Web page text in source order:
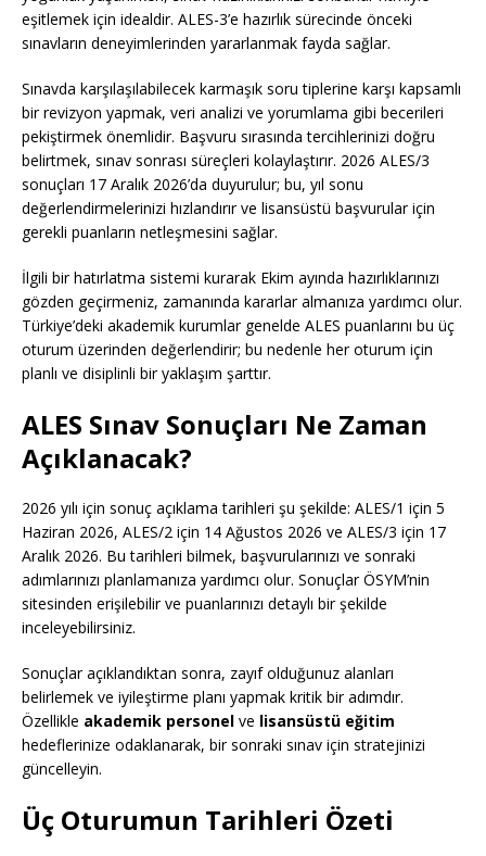
eşitlemek için idealdir. ALES-3’e hazırlık sürecinde önceki
sınavların deneyimlerinden yararlanmak fayda sağlar.
Sınavda karşılaşılabilecek karmaşık soru tiplerine karşı kapsamlı
bir revizyon yapmak, veri analizi ve yorumlama gibi becerileri
pekiştirmek önemlidir. Başvuru sırasında tercihlerinizi doğru
belirtmek, sınav sonrası süreçleri kolaylaştırır. 2026 ALES/3
sonuçları 17 Aralık 2026’da duyurulur; bu, yıl sonu
değerlendirmelerinizi hızlandırır ve lisansüstü başvurular için
gerekli puanların netleşmesini sağlar.
İlgili bir hatırlatma sistemi kurarak Ekim ayında hazırlıklarınızı
gözden geçirmeniz, zamanında kararlar almanıza yardımcı olur.
Türkiye’deki akademik kurumlar genelde ALES puanlarını bu üç
oturum üzerinden değerlendirir; bu nedenle her oturum için
planlı ve disiplinli bir yaklaşım şarttır.
ALES Sınav Sonuçları Ne Zaman
Açıklanacak?
2026 yılı için sonuç açıklama tarihleri şu şekilde: ALES/1 için 5
Haziran 2026, ALES/2 için 14 Ağustos 2026 ve ALES/3 için 17
Aralık 2026. Bu tarihleri bilmek, başvurularınızı ve sonraki
adımlarınızı planlamanıza yardımcı olur. Sonuçlar ÖSYM’nin
sitesinden erişilebilir ve puanlarınızı detaylı bir şekilde
inceleyebilirsiniz.
Sonuçlar açıklandıktan sonra, zayıf olduğunuz alanları
belirlemek ve iyileştirme planı yapmak kritik bir adımdır.
Özellikle akademik personel ve lisansüstü eğitim
hedeflerinize odaklanarak, bir sonraki sınav için stratejinizi
güncelleyin.
Üç Oturumun Tarihleri Özeti